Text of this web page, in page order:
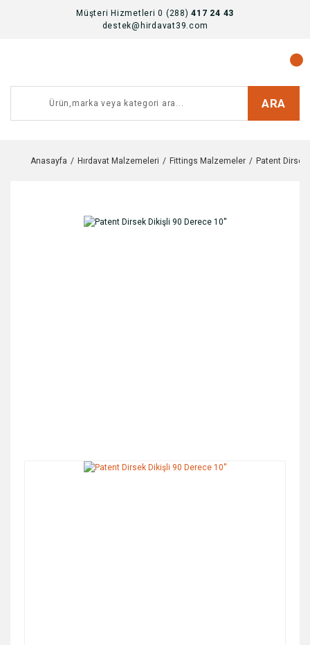
Müşteri Hizmetleri 0 (288)417 24 43
destek@hirdavat39.com
ARA
Anasayfa Hırdavat Malzemeleri Fittings Malzemeler Patent Dirsek